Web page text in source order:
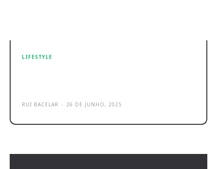
LIFESTYLE
RUI BACELAR - 26 DE JUNHO, 2025